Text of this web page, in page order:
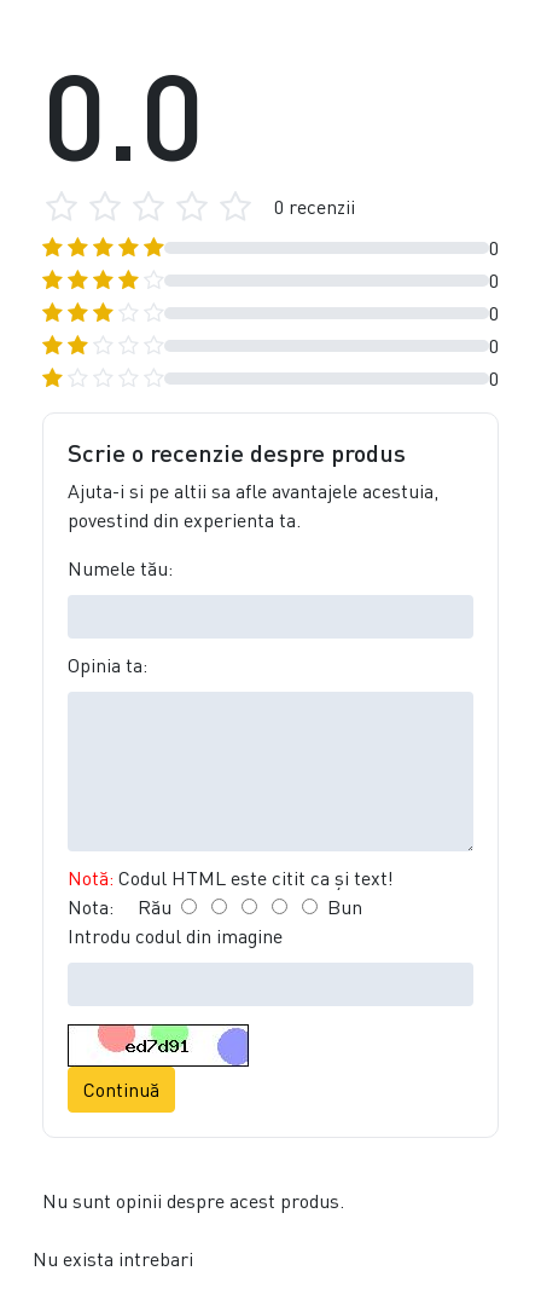
0
0
0
0
0
0.0
0 recenzii
Scrie o recenzie despre produs
Ajuta-i si pe altii sa afle avantajele acestuia,
povestind din experienta ta.
Numele tău:
Opinia ta:
Notă: Codul HTML este citit ca şi text!
Nota: Rău
Bun
Introdu codul din imagine
Continuă
Nu sunt opinii despre acest produs.
Nu exista intrebari